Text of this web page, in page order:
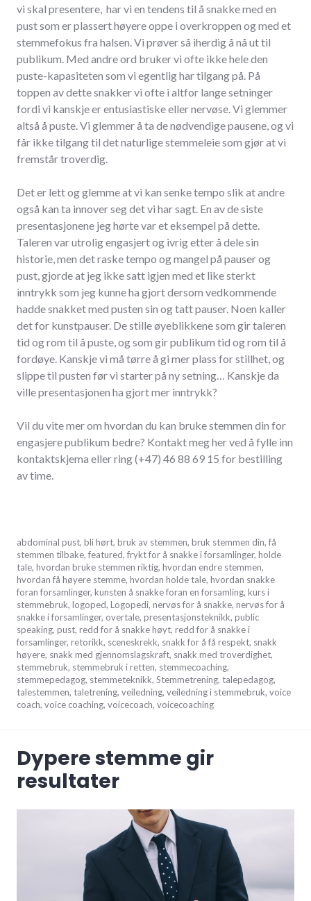
vi skal presentere, har vi en tendens til å snakke med en
pust som er plassert høyere oppe i overkroppen og med et
stemmefokus fra halsen. Vi prøver så iherdig å nå ut til
publikum. Med andre ord bruker vi ofte ikke hele den
puste-kapasiteten som vi egentlig har tilgang på. På
toppen av dette snakker vi ofte i altfor lange setninger
fordi vi kanskje er entusiastiske eller nervøse. Vi glemmer
altså å puste. Vi glemmer å ta de nødvendige pausene, og vi
får ikke tilgang til det naturlige stemmeleie som gjør at vi
fremstår troverdig.
Det er lett og glemme at vi kan senke tempo slik at andre
også kan ta innover seg det vi har sagt. En av de siste
presentasjonene jeg hørte var et eksempel på dette.
Taleren var utrolig engasjert og ivrig etter å dele sin
historie, men det raske tempo og mangel på pauser og
pust, gjorde at jeg ikke satt igjen med et like sterkt
inntrykk som jeg kunne ha gjort dersom vedkommende
hadde snakket med pusten sin og tatt pauser. Noen kaller
det for kunstpauser. De stille øyeblikkene som gir taleren
tid og rom til å puste, og som gir publikum tid og rom til å
fordøye. Kanskje vi må tørre å gi mer plass for stillhet, og
slippe til pusten før vi starter på ny setning… Kanskje da
ville presentasjonen ha gjort mer inntrykk?
Vil du vite mer om hvordan du kan bruke stemmen din for
engasjere publikum bedre? Kontakt meg her ved å fylle inn
kontaktskjema eller ring (+47) 46 88 69 15 for bestilling
av time.
oktober
5,
2017
abdominal pust, bli hørt, bruk av stemmen, bruk stemmen din, få
stemmen tilbake, featured, frykt for å snakke i forsamlinger, holde
tale, hvordan bruke stemmen riktig, hvordan endre stemmen,
hvordan få høyere stemme, hvordan holde tale, hvordan snakke
foran forsamlinger, kunsten å snakke foran en forsamling, kurs i
stemmebruk, logoped, Logopedi, nervøs for å snakke, nervøs for å
snakke i forsamlinger, overtale, presentasjonsteknikk, public
speaking, pust, redd for å snakke høyt, redd for å snakke i
forsamlinger, retorikk, sceneskrekk, snakk for å få respekt, snakk
høyere, snakk med gjennomslagskraft, snakk med troverdighet,
stemmebruk, stemmebruk i retten, stemmecoaching,
stemmepedagog, stemmeteknikk, Stemmetrening, talepedagog,
talestemmen, taletrening, veiledning, veiledning i stemmebruk, voice
coach, voice coaching, voicecoach, voicecoaching
Dypere stemme gir
resultater